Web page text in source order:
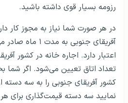
رزومه بسیار قوی داشته باشید.
در هر صورت شما نیاز به مجوز کار
آفریقای جنوبی
اعتبار دارد. اجاره خانه در کشور
تعداد اتاق تعیین می‌شود. اگر شما
کشور آفریقای جنوبی را به سه
نمایید سه دسته قیمت‌‌گذاری برای